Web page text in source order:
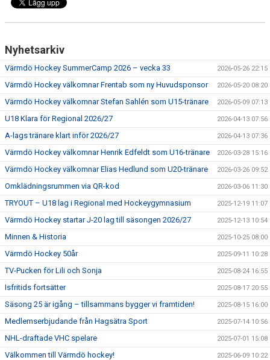
Nyhetsarkiv
Värmdö Hockey SummerCamp 2026 – vecka 33 2026-05-26 22:15
Värmdö Hockey välkomnar Frentab som ny Huvudsponsor 2026-05-20 08:20
Värmdö Hockey välkomnar Stefan Sahlén som U15-tränare 2026-05-09 07:13
U18 Klara för Regional 2026/27 2026-04-13 07:56
A-lags tränare klart inför 2026/27 2026-04-13 07:36
Värmdö Hockey välkomnar Henrik Edfeldt som U16-tränare 2026-03-28 15:16
Värmdö Hockey välkomnar Elias Hedlund som U20-tränare 2026-03-26 09:52
Omklädningsrummen via QR-kod 2026-03-06 11:30
TRYOUT – U18 lag i Regional med Hockeygymnasium 2025-12-19 11:07
Värmdö Hockey startar J-20 lag till säsongen 2026/27 2025-12-13 10:54
Minnen & Historia 2025-10-25 08:00
Värmdö Hockey 50år 2025-09-11 10:28
TV-Pucken för Lili och Sonja 2025-08-24 16:55
Isfritids fortsätter 2025-08-17 20:55
Säsong 25 är igång – tillsammans bygger vi framtiden! 2025-08-15 16:00
Medlemserbjudande från Hagsätra Sport 2025-07-14 10:56
NHL-draftade VHC spelare 2025-07-01 15:08
Välkommen till Värmdö hockey! 2025-06-09 10:22